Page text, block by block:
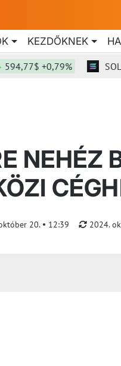
KEZDŐKNEK
+0,79% SOL
NEHÉZ
20. 12:39 2024.